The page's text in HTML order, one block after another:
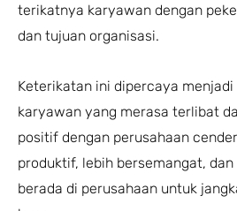
terikatnya karyawan dengan
dan tujuan organisasi.
Keterikatan ini dipercaya
karyawan yang merasa terlibat
positif dengan perusahaan
produktif, lebih bersemangat,
berada di perusahaan untuk